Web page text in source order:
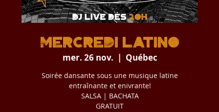
Mercredi Latino
mer. 26 nov.
  |
Québec
Soirée dansante sous une musique latine
entraînante et enivrante!
SALSA | BACHATA
GRATUIT